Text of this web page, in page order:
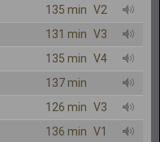
135 min V2
131 min V3
135 min V4
137 min
126 min V3
136 min V1